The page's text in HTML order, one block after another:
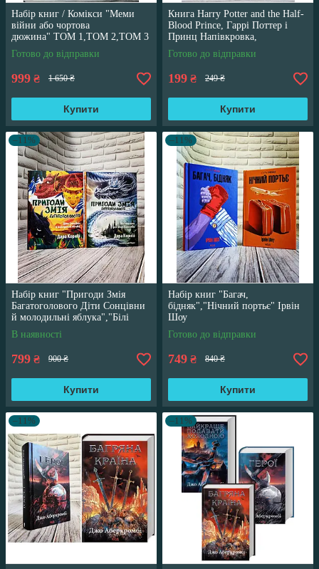
Набір книг / Комікси "Меми
війни або чортова
дюжина" ТОМ 1,ТОМ 2,ТОМ 3
Трегуб Ганна
Готово до відправки
999 ₴ 1 650 ₴
Купити
Книга Harry Potter and the Half-
Blood Prince, Гаррі Поттер і
Принц Напівкровка,
англійською мовою
Готово до відправки
199 ₴ 249 ₴
Купити
–11%
Набір книг "Пригоди Змія
Багатоголового Діти Сонцівни
й молодильні яблука","Білі
перлини для Білої Королеви"
В наявності
799 ₴ 900 ₴
Купити
–11%
Набір книг "Багач,
бідняк","Нічний портьє" Ірвін
Шоу
Готово до відправки
749 ₴ 840 ₴
Купити
–11% –11%